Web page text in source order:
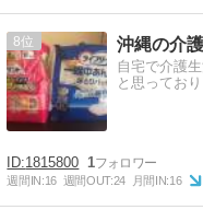
8 沖縄の介
自宅で介護
と思っており
1815800 1
週間IN:16 週間OUT:24 月間IN:16